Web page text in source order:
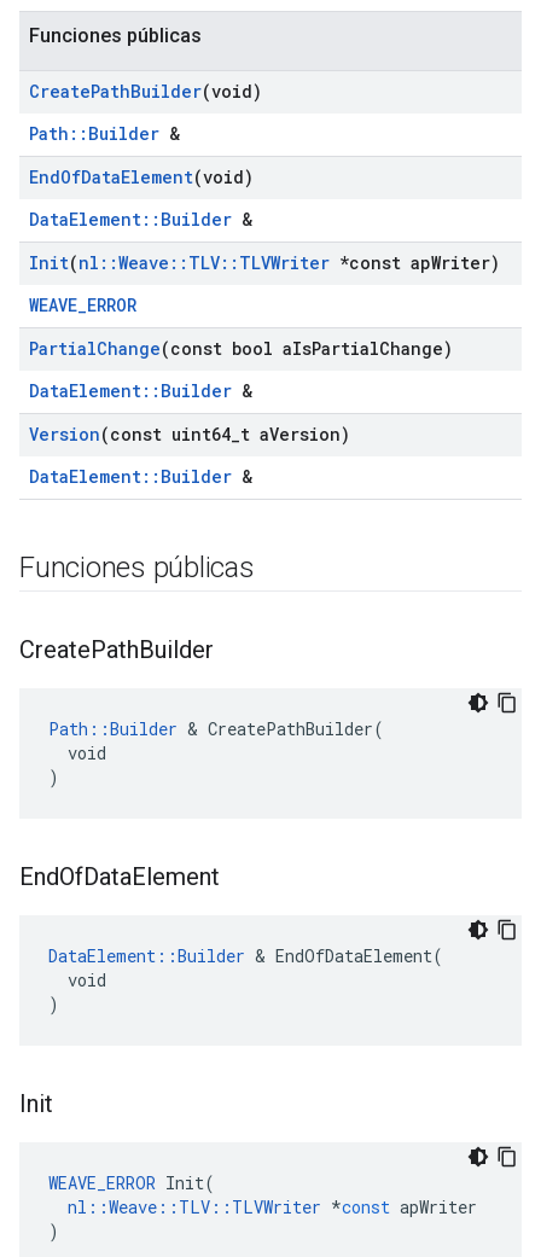
Funciones públicas
CreatePathBuilder(void)
Path::Builder &
EndOfDataElement(void)
DataElement::Builder &
Init(nl ::Weave :: TLV:: TLVWriter *const apWriter)
WEAVE_ERROR
PartialChange(const bool aIsPartialChange)
DataElement::Builder &
Version(const uint64 t aVersion)
DataElement::Builder &
Funciones públicas
CreatePathBuilder
Path::Builder & CreatePathBuilder(
  void
)
EndOfDataElement
DataElement::Builder & EndOfDataElement(
  void
)
Init
WEAVE_ERROR Init(
nl ::Weave :: TLV :: TLVWriter *const apWriter
)